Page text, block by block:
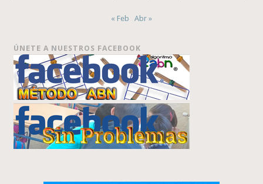
« Feb Abr »
ÚNETE A NUESTROS FACEBOOK